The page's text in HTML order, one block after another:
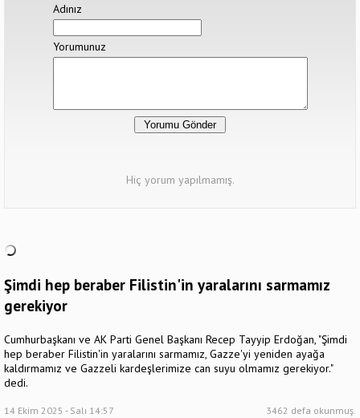
Adınız
Yorumunuz
Hiç yorum yapılmamış.
Şimdi hep beraber Filistin'in yaralarını sarmamız
gerekiyor
Cumhurbaşkanı ve AK Parti Genel Başkanı Recep Tayyip Erdoğan, "Şimdi
hep beraber Filistin'in yaralarını sarmamız, Gazze'yi yeniden ayağa
kaldırmamız ve Gazzeli kardeşlerimize can suyu olmamız gerekiyor."
dedi.
14 Ekim 2025 - Salı 14:57 3462 defa okunmuş.